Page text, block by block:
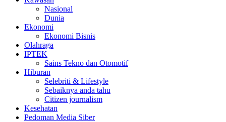
Nasional
Dunia
Ekonomi
Ekonomi Bisnis
Olahraga
IPTEK
Sains Tekno dan Otomotif
Hiburan
Selebriti & Lifestyle
Sebaiknya anda tahu
Citizen journalism
Kesehatan
Pedoman Media Siber